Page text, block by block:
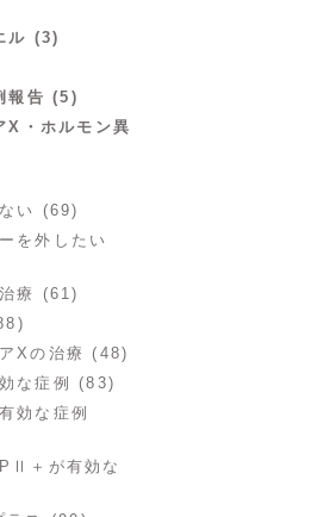
ル (3)
報告 (5)
X・ホルモン異
い (69)
を外したい
療 (61)
Xの治療 (48)
な症例 (83)
効な症例
＋が有効な